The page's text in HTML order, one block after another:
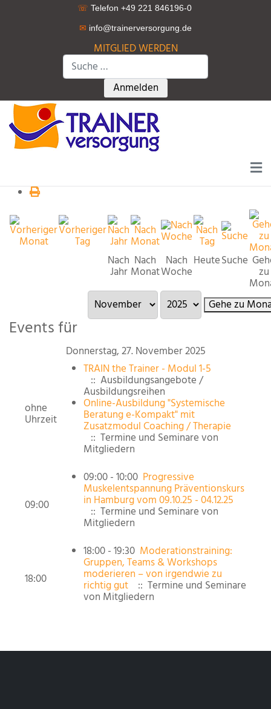
☏ Telefon +49 221 846196-0
✉ info@trainerversorgung.de
MITGLIED WERDEN
Suchen
Type 2 or more characters for
Anmelden
Nach
Jahr
Nach
Monat
Nach
Woche
HeuteSuche
zu
Gehe zu
Events für
Donnerstag, 27. November 2025
ohne
Uhrzeit
TRAIN the Trainer - Modul 1-5
:: Ausbildungsangebote /
Ausbildungsreihen
Online-Ausbildung "Systemische
Beratung e-Kompakt" mit
Zusatzmodul Coaching / Therapie
:: Termine und Seminare von
Mitgliedern
09:00
09:00 - 10:00 Progressive
Muskelentspannung Präventionskurs
in Hamburg vom 09.10.25 - 04.12.25
:: Termine und Seminare von
Mitgliedern
18:00
18:00 - 19:30 Moderationstraining:
Gruppen, Teams & Workshops
moderieren – von irgendwie zu
richtig gut :: Termine und Seminare
von Mitgliedern